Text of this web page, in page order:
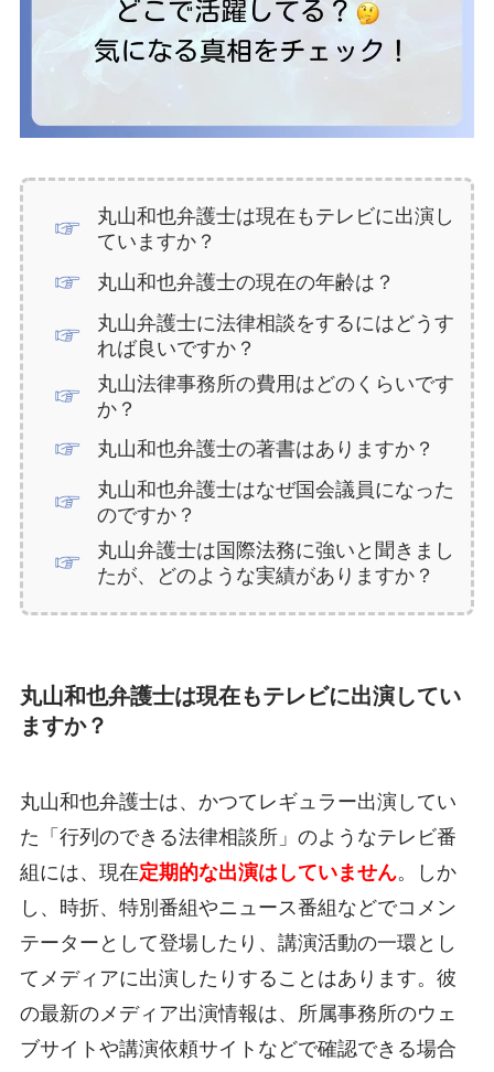
丸山和也弁護士は現在もテレビに出演し
ていますか？
丸山和也弁護士の現在の年齢は？
丸山弁護士に法律相談をするにはどうす
れば良いですか？
丸山法律事務所の費用はどのくらいです
か？
丸山和也弁護士の著書はありますか？
丸山和也弁護士はなぜ国会議員になった
のですか？
丸山弁護士は国際法務に強いと聞きまし
たが、どのような実績がありますか？
丸山和也弁護士は現在もテレビに出演してい
ますか？
丸山和也弁護士は、かつてレギュラー出演してい
た「行列のできる法律相談所」のようなテレビ番
組には、現在定期的な出演はしていません。しか
し、時折、特別番組やニュース番組などでコメン
テーターとして登場したり、講演活動の一環とし
てメディアに出演したりすることはあります。彼
の最新のメディア出演情報は、所属事務所のウェ
ブサイトや講演依頼サイトなどで確認できる場合